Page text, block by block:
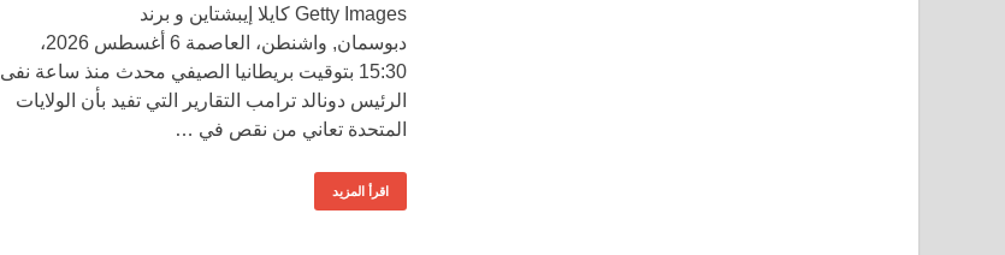
Getty Images كايلا إيبشتاين و برند
دبوسمان, واشنطن، العاصمة 6 أغسطس 2026،
15:30 بتوقيت بريطانيا الصيفي محدث منذ ساعة نفى
الرئيس دونالد ترامب التقارير التي تفيد بأن الولايات
المتحدة تعاني من نقص في …
اقرأ المزيد